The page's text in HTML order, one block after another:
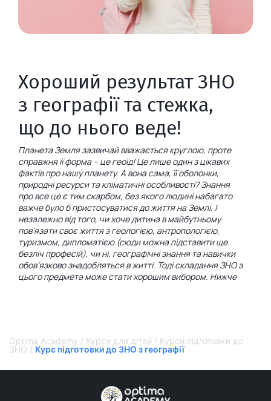
Хороший результат ЗНО
з географії та стежка,
що до нього веде!
Планета Земля зазвичай вважається круглою, проте
справжня її форма – це геоїд! Це лише один з цікавих
фактів про нашу планету. А вона сама, її оболонки,
природні ресурси та кліматичні особливості? Знання
про все це є тим скарбом, без якого людині набагато
важче було б пристосуватися до життя на Землі. І
незалежно від того, чи хоче дитина в майбутньому
пов’язати своє життя з геологією, антропологією,
туризмом, дипломатією (сюди можна підставити ще
безліч професій), чи ні, географічні знання та навички
обов’язково знадобляться в житті. Тоді складання ЗНО з
цього предмета може стати хорошим вибором. Нижче
знати про свій дім?
Коли ви живете у власному будинку, як ретельно вам
Де лежать ваші одяг, їжа, книжки? Де протікає стеля, а
Optima Academy / Курси для дітей / Курси підготовки до
ЗНО / Курс підготовки до ЗНО з географії